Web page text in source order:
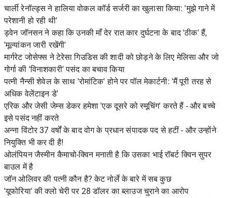
चार्ली रेनॉल्ड्स ने हालिया वोकल कॉर्ड सर्जरी का खुलासा किया: 'मुझे गाने में
परेशानी हो रही थी'
ड्वेन जॉनसन ने कहा कि उनकी माँ देर रात कार दुर्घटना के बाद 'ठीक' हैं,
'मूल्यांकन जारी रखेंगी'
मार्गरेट जोसेफ्स ने टेरेसा गिउडिस की शादी को छोड़ने के लिए मेलिसा और जो
गोर्गा की 'विनाशकारी' पसंद का बचाव किया
पत्नी नैन्सी शेवेल के साथ 'रोमांटिक' होने पर पॉल मेकार्टनी: 'मैं पूरी तरह से
अधिक वेलेंटाइन डे'
एरिक और जेसी जेम्स डेकर हमेशा 'एक दूसरे को स्मूचिंग' करते हैं - और बच्चे
इसे पसंद नहीं करते
अन्ना विंटोर 37 वर्षों के बाद वोग के प्रधान संपादक पद से हटीं - और उन्होंने
नियुक्ति भी कर दी है!
ओलंपियन जैस्मीन कैमाचो-क्विन मनाती है कि उसका भाई रॉबर्ट क्विन सुपर
बाउल में है
जॉन ओलिवर की पत्नी कौन है? केट नोर्ले के बारे में सब कुछ
'यूफोरिया' की क्लो चेरी पर 28 डॉलर का ब्लाउज चुराने का आरोप